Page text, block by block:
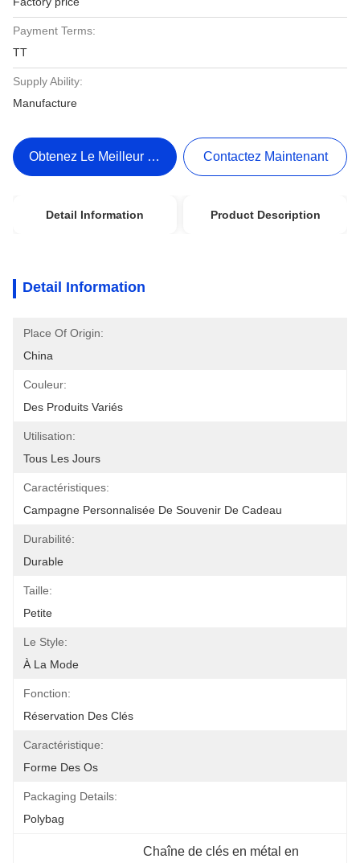
Payment Terms:
TT
Supply Ability:
Manufacture
Obtenez Le Meilleur Prix Contactez Maintenant
Detail Information Product Description
Detail Information
Place Of Origin:
China
Couleur:
Des Produits Variés
Utilisation:
Tous Les Jours
Caractéristiques:
Campagne Personnalisée De Souvenir De Cadeau
Durabilité:
Durable
Taille:
Petite
Le Style:
À La Mode
Fonction:
Réservation Des Clés
Caractéristique:
Forme Des Os
Packaging Details:
Polybag
Chaîne de clés en métal en